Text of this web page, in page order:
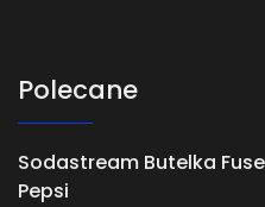
Polecane
Sodastream Butelka Fuse
Pepsi